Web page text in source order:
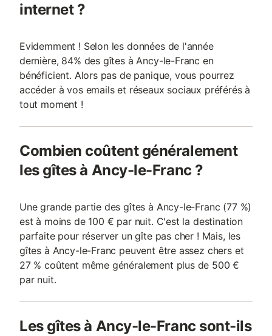
internet ?
Evidemment ! Selon les données de l'année
dernière, 84% des gîtes à Ancy-le-Franc en
bénéficient. Alors pas de panique, vous pourrez
accéder à vos emails et réseaux sociaux préférés à
tout moment !
Combien coûtent généralement
les gîtes à Ancy-le-Franc ?
Une grande partie des gîtes à Ancy-le-Franc (77 %)
est à moins de 100 € par nuit. C'est la destination
parfaite pour réserver un gîte pas cher ! Mais, les
gîtes à Ancy-le-Franc peuvent être assez chers et
27 % coûtent même généralement plus de 500 €
par nuit.
Les gîtes à Ancy-le-Franc sont-ils